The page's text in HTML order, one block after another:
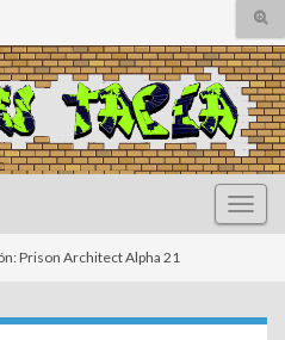
de
Prison Architect Alpha 21